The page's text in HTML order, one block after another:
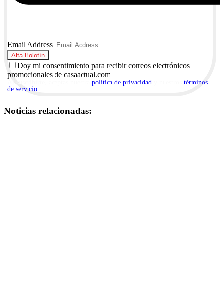
Email Address
Doy mi consentimiento para recibir correos electrónicos
promocionales de casaactual.com
política de privacidad
términos
de servicio
Noticias relacionadas: